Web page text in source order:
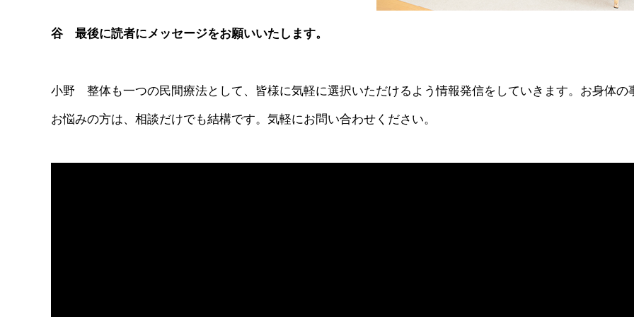
谷 最後に読者にメッセージをお願いいたします。
小野 整体も一つの民間療法として、皆様に気軽に選択いただけるよう情報発信をしていきます。お身体の
お悩みの方は、相談だけでも結構です。気軽にお問い合わせください。